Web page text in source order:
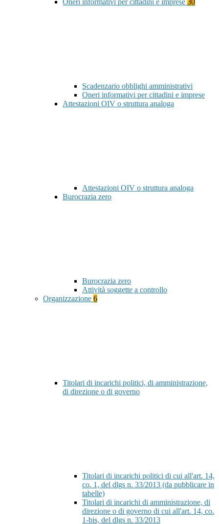
Oneri informativi per cittadini e imprese 30
Scadenzario obblighi amministrativi
Oneri informativi per cittadini e imprese
Attestazioni OIV o struttura analoga
Attestazioni OIV o struttura analoga
Burocrazia zero
Burocrazia zero
Attività soggette a controllo
Organizzazione 6
Titolari di incarichi politici, di amministrazione,
di direzione o di governo
Titolari di incarichi politici di cui all'art. 14,
co. 1, del dlgs n. 33/2013 (da pubblicare in
tabelle)
Titolari di incarichi di amministrazione, di
direzione o di governo di cui all'art. 14, co.
1-bis, del dlgs n. 33/2013